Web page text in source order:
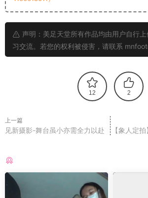
声明：美足天堂所有作品均由用户自行
习交流。若您的权利被侵害，请联系
12 2
上一篇
见新摄影-舞台虽小亦需全力以赴
【象人定